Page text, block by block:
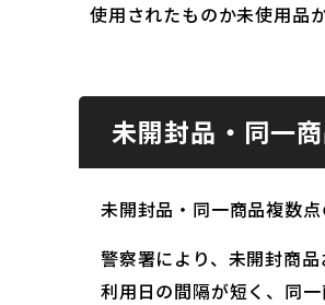
使用されたものか未使用品
未開封品・同一
未開封品・同一商品複数
警察署により、未開封商
利用日の間隔が短く、同一